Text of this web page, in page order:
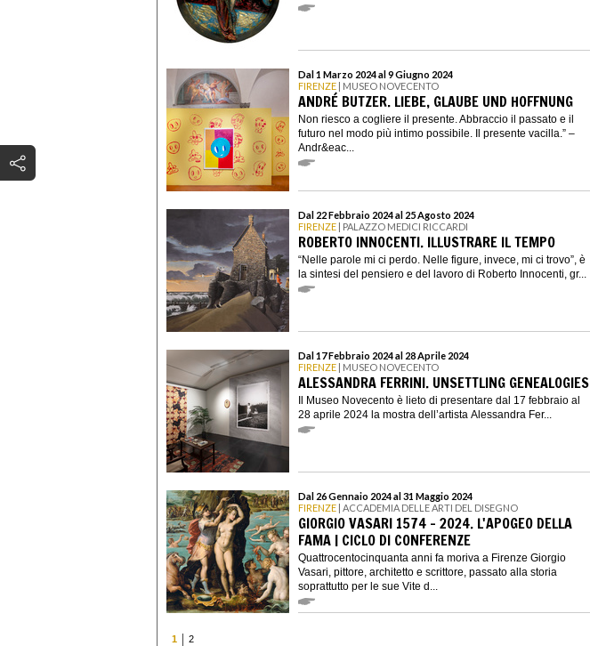
Dal 1 Marzo 2024 al 9 Giugno 2024
FIRENZE | MUSEO NOVECENTO
ANDRÉ BUTZER. LIEBE, GLAUBE UND HOFFNUNG
Non riesco a cogliere il presente. Abbraccio il passato e il
futuro nel modo più intimo possibile. Il presente vacilla.” –
Andr&eac...
Dal 22 Febbraio 2024 al 25 Agosto 2024
FIRENZE | PALAZZO MEDICI RICCARDI
ROBERTO INNOCENTI. ILLUSTRARE IL TEMPO
“Nelle parole mi ci perdo. Nelle figure, invece, mi ci trovo”, è
la sintesi del pensiero e del lavoro di Roberto Innocenti, gr...
Dal 17 Febbraio 2024 al 28 Aprile 2024
FIRENZE | MUSEO NOVECENTO
ALESSANDRA FERRINI. UNSETTLING GENEALOGIES
Il Museo Novecento è lieto di presentare dal 17 febbraio al
28 aprile 2024 la mostra dell’artista Alessandra Fer...
Dal 26 Gennaio 2024 al 31 Maggio 2024
FIRENZE | ACCADEMIA DELLE ARTI DEL DISEGNO
GIORGIO VASARI 1574 - 2024. L'APOGEO DELLA
FAMA | CICLO DI CONFERENZE
Quattrocentocinquanta anni fa moriva a Firenze Giorgio
Vasari, pittore, architetto e scrittore, passato alla storia
soprattutto per le sue Vite d...
1
2